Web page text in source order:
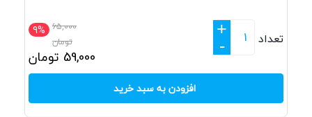
9% 65,000
تومان
59,000 تومان
تعداد
+
-
افزودن به سبد خرید